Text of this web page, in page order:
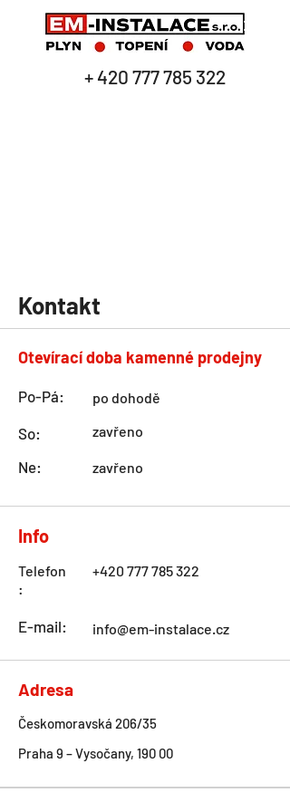
+ 420 777 785 322
Kontakt
Otevírací doba kamenné prodejny
Po-Pá: po dohodě
So: zavřeno
Ne: zavřeno
Info
Telefon
:
+420 777 785 322
E-mail: info@em-instalace.cz
Adresa
Českomoravská 206/35
Praha 9 – Vysočany, 190 00